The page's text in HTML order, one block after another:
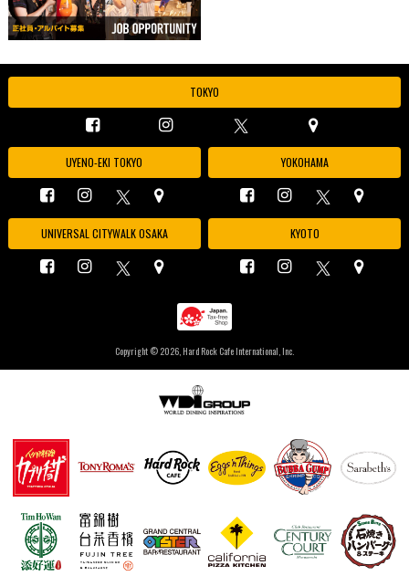
TOKYO
UYENO-EKI TOKYO YOKOHAMA
UNIVERSAL CITYWALK OSAKA KYOTO
Copyright © 2026, Hard Rock Cafe International, Inc.